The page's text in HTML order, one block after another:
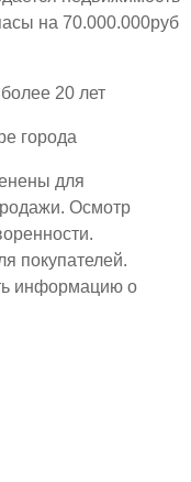
на 70.000.000руб
20 лет
города
для
Осмотр
покупателей.
информацию о